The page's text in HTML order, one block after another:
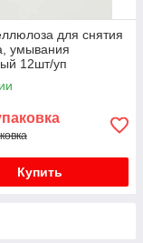
для снятия
умывания
12шт/уп
Купить